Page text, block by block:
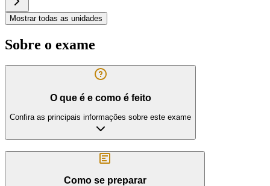
Mostrar todas as unidades
Sobre o exame
O que é e como é feito
Confira as principais informações sobre este exame
Como se preparar